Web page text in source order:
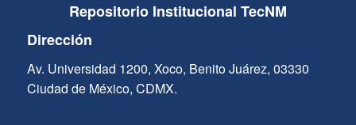
Repositorio Institucional TecNM
Dirección
Av. Universidad 1200, Xoco, Benito Juárez, 03330
Ciudad de México, CDMX.